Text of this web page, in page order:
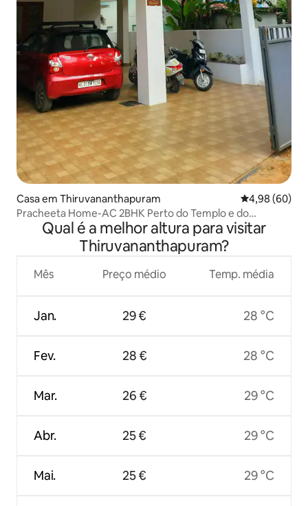
Casa em Thiruvananthapuram Classificação
4,98 (60)
Pracheeta Home-AC 2BHK Perto do Templo e do
Aeroporto
Qual é a melhor altura para visitar
Thiruvananthapuram?
Mês
Jan.
Fev.
Mar.
Abr.
Mai.
Preço médio
29 €
28 €
26 €
25 €
25 €
Temp. média
28 °C
28 °C
29 °C
29 °C
29 °C